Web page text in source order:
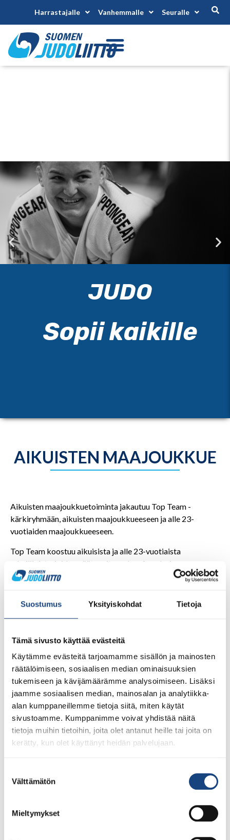
Suostumus Yksityiskohdat Tietoja
Tämä sivusto käyttää evästeitä
Käytämme evästeitä tarjoamamme sisällön ja mainosten
räätälöimiseen, sosiaalisen median ominaisuuksien
tukemiseen ja kävijämäärämme analysoimiseen. Lisäksi
jaamme sosiaalisen median, mainosalan ja analytiikka-
alan kumppaneillemme tietoja siitä, miten käytät
sivustoamme. Kumppanimme voivat yhdistää näitä
tietoja muihin tietoihin, joita olet antanut heille tai joita on
kerätty, kun olet käyttänyt heidän palvelujaan.
valinta
Välttämätön
Mieltymykset
Harrastajalle Vanhemmalle Seuralle
JUDO
Sopii kaikille
AIKUISTEN MAAJOUKKUE
Aikuisten maajoukkuetoiminta jakautuu Top Team -
kärkiryhmään, aikuisten maajoukkueeseen ja alle 23-
vuotiaiden maajoukkueeseen.
Top Team koostuu aikuisista ja alle 23-vuotiaista
urheilijoista, joiden päätavoite on Los Angelesin
Olympialaisissa 2028. Top Teamiin voidaan nimetä myös
maajoukkue osallistuu kansainvälisiin tapahtumiin ja
Draksic ja alle 23-vuotiaiden vastuuvalmentaja Eetu
Laamanen.
Top Team
Top Team 2026
Valtteri Olin
Artur Kanevets